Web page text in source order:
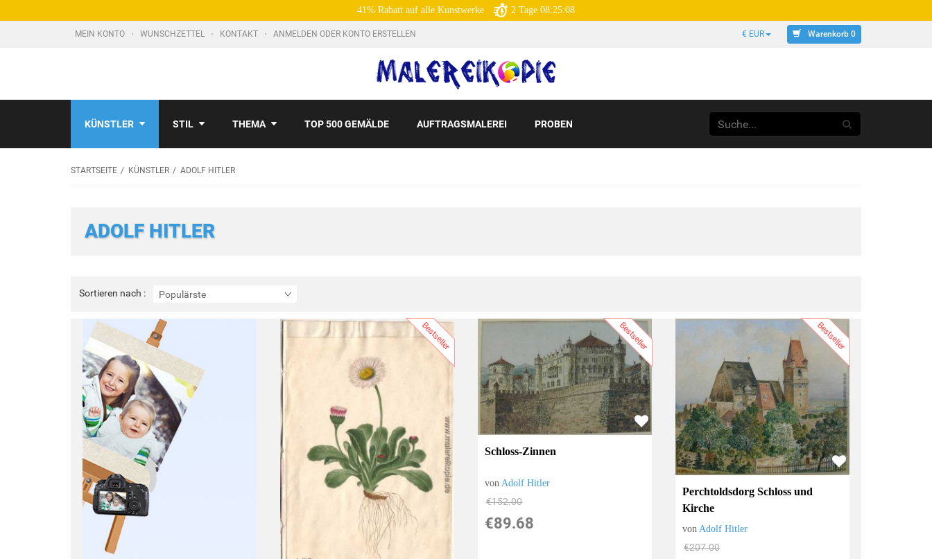
41% Rabatt auf alle Kunstwerke 2 Tage 08:25:06
MEIN KONTO WUNSCHZETTEL KONTAKT ANMELDEN ODER KONTO ERSTELLEN € EUR Warenkorb 0
KÜNSTLER STIL THEMA TOP 500 GEMÄLDE AUFTRAGSMALEREI PROBEN
STARTSEITE KÜNSTLER ADOLF HITLER
ADOLF HITLER
Sortieren nach : Populärste
Sortieren
nach
Bestseller Bestseller
Schloss-Zinnen
von Adolf Hitler
€152.00
€89.68
Bestseller
Perchtoldsdorg Schloss und
Kirche
von Adolf Hitler
€207.00